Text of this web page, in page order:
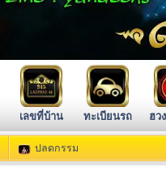
เลขที่บ้าน ทะเบียนรถ ฮว
ปลดกรรม